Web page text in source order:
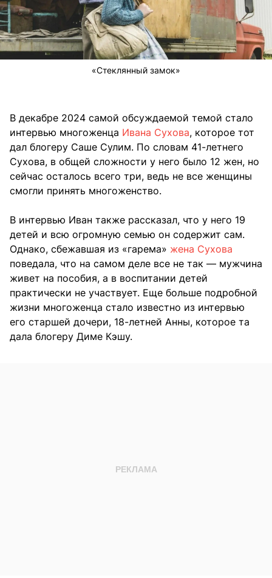
«Стеклянный замок»
В декабре 2024 самой обсуждаемой темой стало
интервью многоженца Ивана Сухова, которое тот
дал блогеру Саше Сулим. По словам 41-летнего
Сухова, в общей сложности у него было 12 жен, но
сейчас осталось всего три, ведь не все женщины
смогли принять многоженство.
В интервью Иван также рассказал, что у него 19
детей и всю огромную семью он содержит сам.
Однако, сбежавшая из «гарема» жена Сухова
поведала, что на самом деле все не так — мужчина
живет на пособия, а в воспитании детей
практически не участвует. Еще больше подробной
жизни многоженца стало известно из интервью
его старшей дочери, 18-летней Анны, которое та
дала блогеру Диме Кэшу.